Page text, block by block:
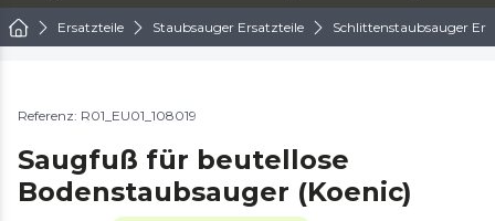
Ersatzteile Staubsauger Ersatzteile Schlittenstaubsauger
Referenz: R01_EU01_108019
Saugfuß für beutellose
Bodenstaubsauger (Koenic)